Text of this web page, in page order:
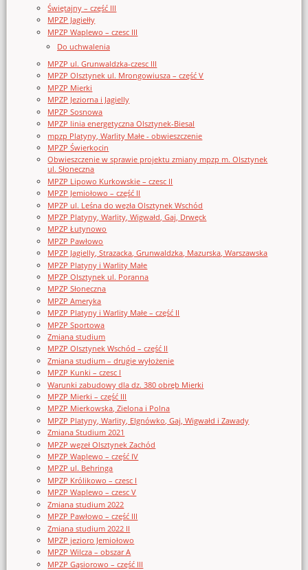
Świętajny – część III
MPZP Jagiełły
MPZP Waplewo – czesc III
Do uchwalenia
MPZP ul. Grunwaldzka-czesc III
MPZP Olsztynek ul. Mrongowiusza – część V
MPZP Mierki
MPZP Jeziorna i Jagielly
MPZP Sosnowa
MPZP linia energetyczna Olsztynek-Biesal
mpzp Platyny, Warlity Małe - obwieszczenie
MPZP Świerkocin
Obwieszczenie w sprawie projektu zmiany mpzp m. Olsztynek
ul. Słoneczna
MPZP Lipowo Kurkowskie – czesc II
MPZP Jemiołowo – część II
MPZP ul. Leśna do węzła Olsztynek Wschód
MPZP Platyny, Warlity, Wigwałd, Gaj, Drwęck
MPZP Łutynowo
MPZP Pawłowo
MPZP Jagielly, Strazacka, Grunwaldzka, Mazurska, Warszawska
MPZP Platyny i Warlity Małe
MPZP Olsztynek ul. Poranna
MPZP Słoneczna
MPZP Ameryka
MPZP Platyny i Warlity Małe – część II
MPZP Sportowa
Zmiana studium
MPZP Olsztynek Wschód – część II
Zmiana studium – drugie wyłożenie
MPZP Kunki – czesc I
Warunki zabudowy dla dz. 380 obręb Mierki
MPZP Mierki – część III
MPZP Mierkowska, Zielona i Polna
MPZP Platyny, Warlity, Elgnówko, Gaj, Wigwałd i Zawady
Zmiana Studium 2021
MPZP węzeł Olsztynek Zachód
MPZP Waplewo – część IV
MPZP ul. Behringa
MPZP Królikowo – czesc I
MPZP Waplewo – czesc V
Zmiana studium 2022
MPZP Pawłowo – część III
Zmiana studium 2022 II
MPZP jezioro Jemiołowo
MPZP Wilcza – obszar A
MPZP Gąsiorowo – część III